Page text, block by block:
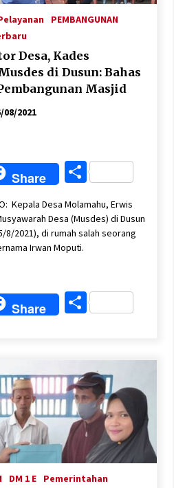
PEMBANGUNAN
Desa, Kades
di Dusun: Bahas
Masjid
2021
Share Share
Kepala Desa Molamahu, Erwis
Desa (Musdes) di Dusun
8/2021), di rumah salah seorang
Irwan Moputi.
Share Share
DM 1 E
Pemerintahan